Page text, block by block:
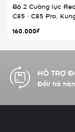
Bộ 2 Cường lực
C85 - C85 Pro,
160.000₫
CAM KẾT
Hàng chính